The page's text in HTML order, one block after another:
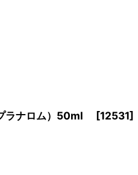
ラナロム）50ml [12531]